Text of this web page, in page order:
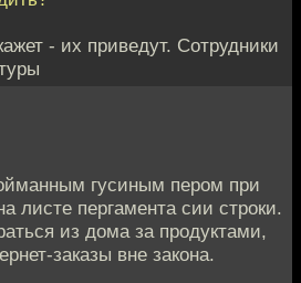
- их приведут. Сотрудники
гусиным пером при
листе пергамента сии строки.
из дома за продуктами,
заказы вне закона.